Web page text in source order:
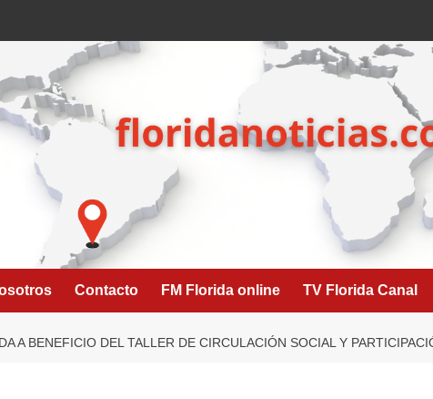
Contacto FM Florida online TV Florida Canal
A BENEFICIO DEL TALLER DE CIRCULACIÓN SOCIAL Y